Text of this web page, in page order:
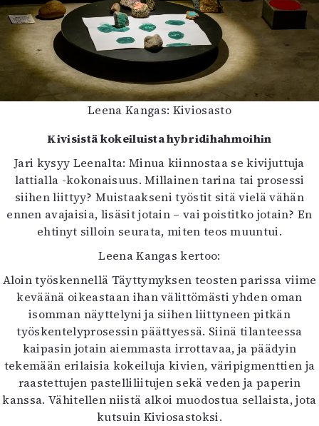
Leena Kangas: Kiviosasto
Kivisistä kokeiluista hybridihahmoihin
Jari kysyy Leenalta: Minua kiinnostaa se kivijuttuja
lattialla -kokonaisuus. Millainen tarina tai prosessi
siihen liittyy? Muistaakseni työstit sitä vielä vähän
ennen avajaisia, lisäsit jotain – vai poistitko jotain? En
ehtinyt silloin seurata, miten teos muuntui.
Leena Kangas kertoo:
Aloin työskennellä Täyttymyksen teosten parissa viime
keväänä oikeastaan ihan välittömästi yhden oman
isomman näyttelyni ja siihen liittyneen pitkän
työskentelyprosessin päättyessä. Siinä tilanteessa
kaipasin jotain aiemmasta irrottavaa, ja päädyin
tekemään erilaisia kokeiluja kivien, väripigmenttien ja
raastettujen pastelliliitujen sekä veden ja paperin
kanssa. Vähitellen niistä alkoi muodostua sellaista, jota
kutsuin Kiviosastoksi.